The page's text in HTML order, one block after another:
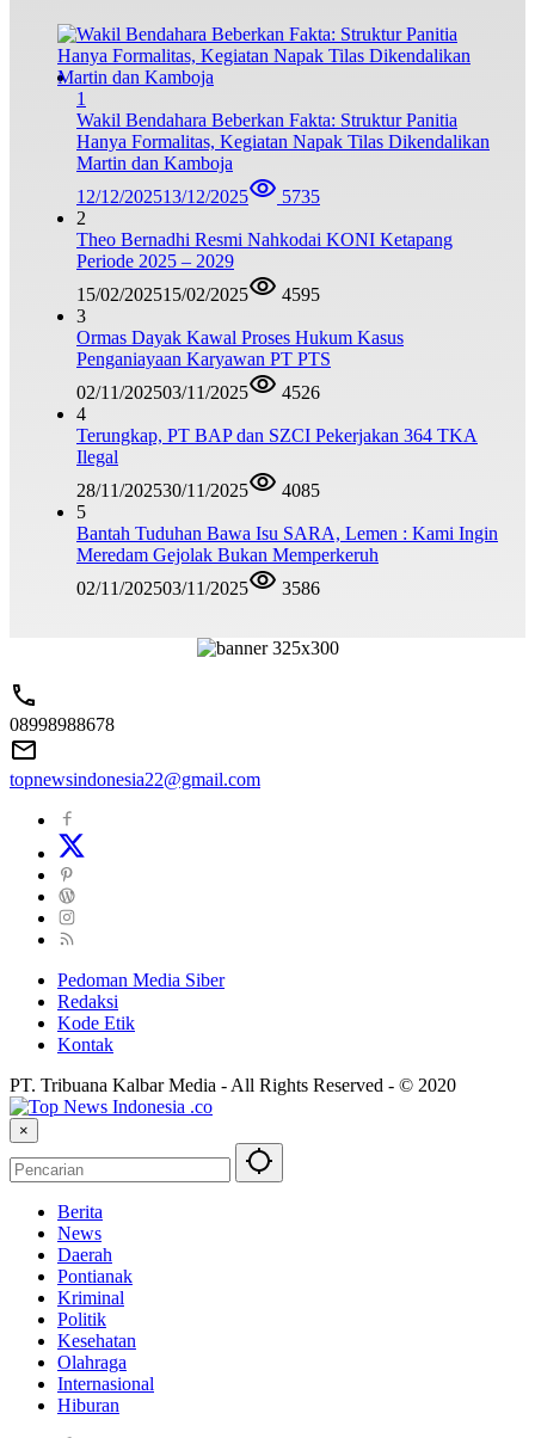
1
Wakil Bendahara Beberkan Fakta: Struktur Panitia
Hanya Formalitas, Kegiatan Napak Tilas Dikendalikan
Martin dan Kamboja
12/12/202513/12/2025
5735
2
Theo Bernadhi Resmi Nahkodai KONI Ketapang
Periode 2025 – 2029
15/02/202515/02/2025
4595
3
Ormas Dayak Kawal Proses Hukum Kasus
Penganiayaan Karyawan PT PTS
02/11/202503/11/2025
4526
4
Terungkap, PT BAP dan SZCI Pekerjakan 364 TKA
Ilegal
28/11/202530/11/2025
4085
5
Bantah Tuduhan Bawa Isu SARA, Lemen : Kami Ingin
Meredam Gejolak Bukan Memperkeruh
02/11/202503/11/2025 3586
08998988678
topnewsindonesia22@gmail.com
Pedoman Media Siber
Redaksi
Kode Etik
Kontak
PT. Tribuana Kalbar Media - All Rights Reserved - © 2020
×
Berita
News
Daerah
Pontianak
Kriminal
Politik
Kesehatan
Olahraga
Internasional
Hiburan